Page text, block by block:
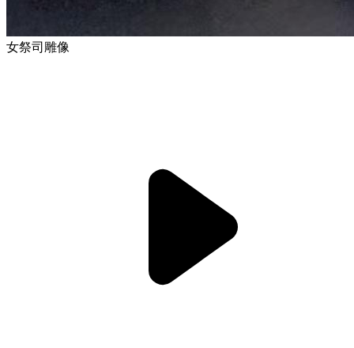
女祭司雕像